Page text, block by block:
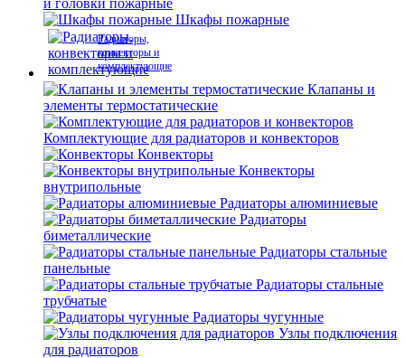
и головки пожарные
Шкафы пожарные
Радиаторы,
конвекторы и
комплектующие
Клапаны и
элементы термостатические
Комплектующие для радиаторов и конвекторов
Конвекторы
Конвекторы
внутрипольные
Радиаторы алюминиевые
Радиаторы
биметаллические
Радиаторы стальные
панельные
Радиаторы стальные
трубчатые
Радиаторы чугунные
Узлы подключения
для радиаторов